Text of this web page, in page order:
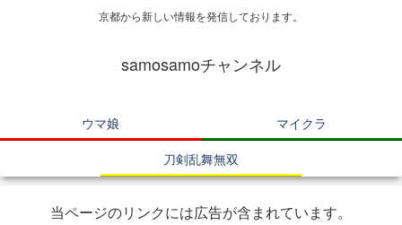
京都から新しい情報を発信しております。
samosamoチャンネル
ウマ娘
マイクラ
刀剣乱舞無双
当ページのリンクには広告が含まれています。